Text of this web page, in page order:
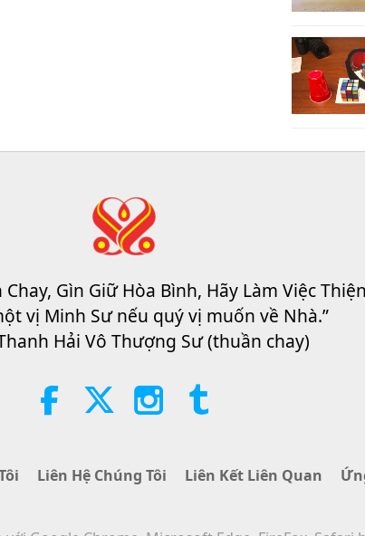
Chay, Gìn Giữ Hòa Bình, Hãy Làm Việc
vị Minh Sư nếu quý vị muốn về Nhà.”
Hải Vô Thượng Sư (thuần chay)
Liên Hệ Chúng Tôi Liên Kết Liên Quan